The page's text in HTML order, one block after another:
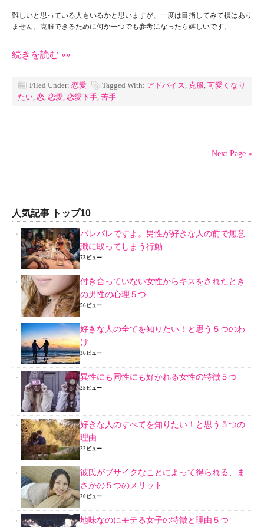
難しいと思っている人もいるかと思いますが、一度は目指してみて損はあり
ません。克服できるために何か一つでも参考になったら嬉しいです。
続きを読む «»
Filed Under: 恋愛 Tagged With: アドバイス 克服 可愛くなり
たい 恋 恋愛 恋愛下手 苦手
Next Page »
人気記事 トップ10
バレバレですよ。男性が好きな人の前で無意
識に取ってしまう行動
73ビュー
付き合っていない女性からキスをされたとき
の男性の心理５つ
56ビュー
好きな人の全てを知りたい！と思う５つのわ
け
36ビュー
異性にも同性にも好かれる女性の特徴５つ
25ビュー
好きな人のすべてを知りたい！と思う５つの
理由
22ビュー
彼氏がブサイクなことによって得られる、ま
さかの５つのメリット
20ビュー
地味なのにモテる女子の特徴と理由５つ